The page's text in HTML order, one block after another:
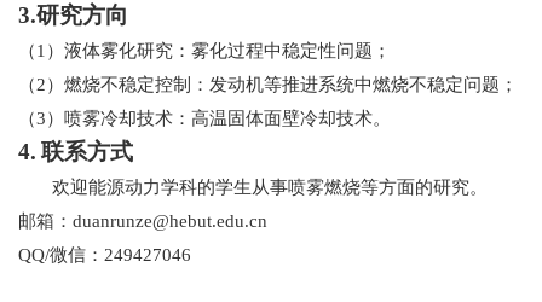
3.研究方向
（1 ）液体雾化研究：雾化过程中稳定性问题；
（2）燃烧不稳定控制：发动机等推进系统中燃烧不稳定问题；
（3）喷雾冷却技术：高温固体面壁冷却技术。
4. 联系方式
欢迎能源动力学科的学生从事喷雾燃烧等方面的研究。
邮箱： duanrunze@hebut.edu.cn
QQ/微信： 249427046